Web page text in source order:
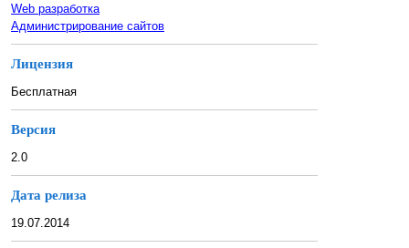
Web разработка
Администрирование сайтов
Лицензия
Бесплатная
Версия
2.0
Дата релиза
19.07.2014